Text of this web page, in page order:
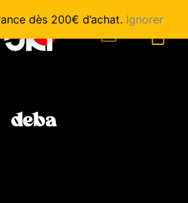
dès 200€ d’achat. Ignorer
deba